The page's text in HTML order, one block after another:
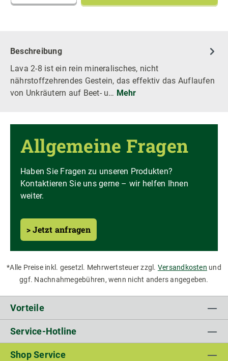
Beschreibung
Lava 2-8 ist ein rein mineralisches, nicht
nährstoffzehrendes Gestein, das effektiv das Auflaufen
von Unkräutern auf Beet- u… Mehr
Allgemeine Fragen
Haben Sie Fragen zu unseren Produkten?
Kontaktieren Sie uns gerne – wir helfen Ihnen
weiter.
> Jetzt anfragen
*Alle Preise inkl. gesetzl. Mehrwertsteuer zzgl. Versandkosten und
ggf. Nachnahmegebühren, wenn nicht anders angegeben.
Vorteile
Service-Hotline
Shop Service